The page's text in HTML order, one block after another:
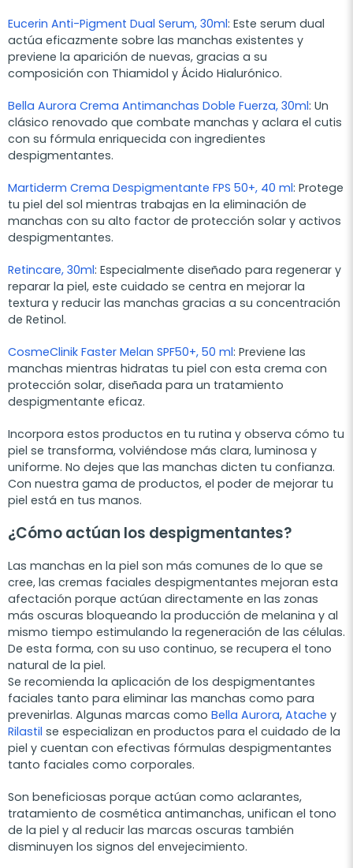
Eucerin Anti-Pigment Dual Serum, 30ml: Este serum dual
actúa eficazmente sobre las manchas existentes y
previene la aparición de nuevas, gracias a su
composición con Thiamidol y Ácido Hialurónico.
Bella Aurora Crema Antimanchas Doble Fuerza, 30ml: Un
clásico renovado que combate manchas y aclara el cutis
con su fórmula enriquecida con ingredientes
despigmentantes.
Martiderm Crema Despigmentante FPS 50+, 40 ml: Protege
tu piel del sol mientras trabajas en la eliminación de
manchas con su alto factor de protección solar y activos
despigmentantes.
Retincare, 30ml: Especialmente diseñado para regenerar y
reparar la piel, este cuidado se centra en mejorar la
textura y reducir las manchas gracias a su concentración
de Retinol.
CosmeClinik Faster Melan SPF50+, 50 ml: Previene las
manchas mientras hidratas tu piel con esta crema con
protección solar, diseñada para un tratamiento
despigmentante eficaz.
Incorpora estos productos en tu rutina y observa cómo tu
piel se transforma, volviéndose más clara, luminosa y
uniforme. No dejes que las manchas dicten tu confianza.
Con nuestra gama de productos, el poder de mejorar tu
piel está en tus manos.
¿Cómo actúan los despigmentantes?
Las manchas en la piel son más comunes de lo que se
cree, las cremas faciales despigmentantes mejoran esta
afectación porque actúan directamente en las zonas
más oscuras bloqueando la producción de melanina y al
mismo tiempo estimulando la regeneración de las células.
De esta forma, con su uso continuo, se recupera el tono
natural de la piel.
Se recomienda la aplicación de los despigmentantes
faciales tanto para eliminar las manchas como para
prevenirlas. Algunas marcas como Bella Aurora, Atache y
Rilastil se especializan en productos para el cuidado de la
piel y cuentan con efectivas fórmulas despigmentantes
tanto faciales como corporales.
Son beneficiosas porque actúan como aclarantes,
tratamiento de cosmética antimanchas, unifican el tono
de la piel y al reducir las marcas oscuras también
disminuyen los signos del envejecimiento.